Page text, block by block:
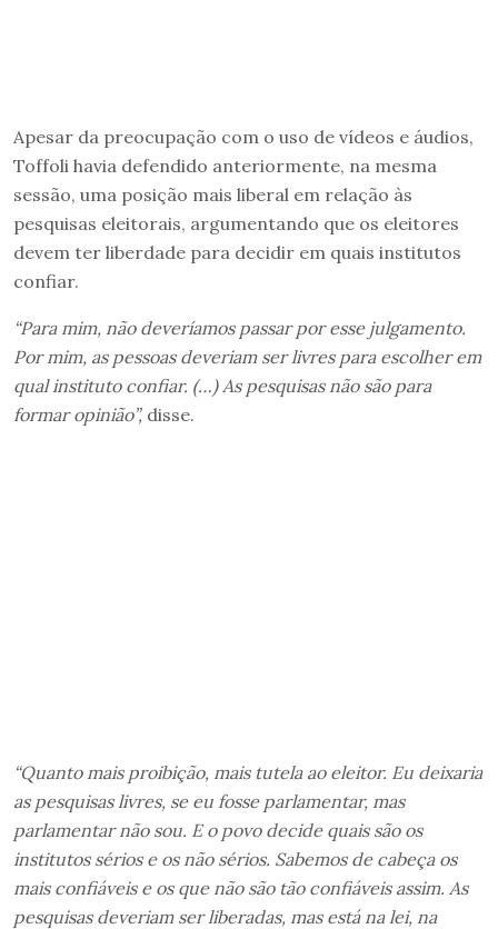
Apesar da preocupação com o uso de vídeos e áudios,
Toffoli havia defendido anteriormente, na mesma
sessão, uma posição mais liberal em relação às
pesquisas eleitorais, argumentando que os eleitores
devem ter liberdade para decidir em quais institutos
confiar.
“Para mim, não deveríamos passar por esse julgamento.
Por mim, as pessoas deveriam ser livres para escolher em
qual instituto confiar. (…) As pesquisas não são para
formar opinião”, disse.
“Quanto mais proibição, mais tutela ao eleitor. Eu deixaria
as pesquisas livres, se eu fosse parlamentar, mas
parlamentar não sou. E o povo decide quais são os
institutos sérios e os não sérios. Sabemos de cabeça os
mais confiáveis e os que não são tão confiáveis assim. As
pesquisas deveriam ser liberadas, mas está na lei, na